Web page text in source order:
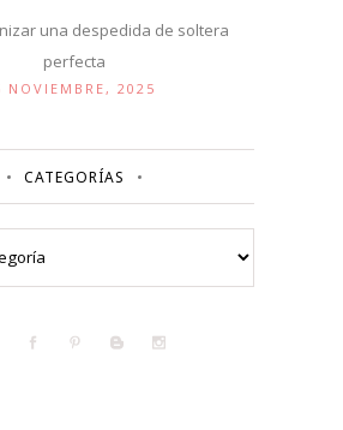
una despedida de soltera
perfecta
NOVIEMBRE, 2025
CATEGORÍAS